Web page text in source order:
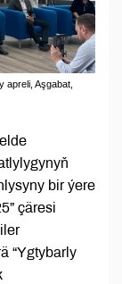
apreli, Aşgabat,
bir ýere
çäresi
“Ygtybarly